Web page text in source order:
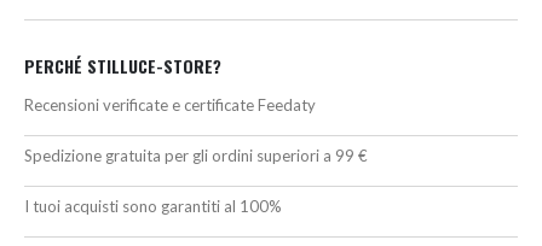
PERCHÉ STILLUCE-STORE?
Recensioni verificate e certificate Feedaty
Spedizione gratuita per gli ordini superiori a 99 €
I tuoi acquisti sono garantiti al 100%